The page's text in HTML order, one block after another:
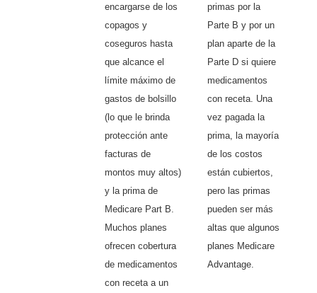
encargarse de los
copagos y
coseguros hasta
que alcance el
límite máximo de
gastos de bolsillo
(lo que le brinda
protección ante
facturas de
montos muy altos)
y la prima de
Medicare Part B.
Muchos planes
ofrecen cobertura
de medicamentos
con receta a un
primas por la
Parte B y por un
plan aparte de la
Parte D si quiere
medicamentos
con receta. Una
vez pagada la
prima, la mayoría
de los costos
están cubiertos,
pero las primas
pueden ser más
altas que algunos
planes Medicare
Advantage.